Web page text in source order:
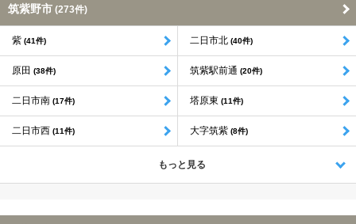
筑紫野市 (273件)
紫 (41件) 二日市北 (40件)
原田 (38件) 筑紫駅前通 (20件)
二日市南 (17件) 塔原東 (11件)
二日市西 (11件) 大字筑紫 (8件)
もっと見る